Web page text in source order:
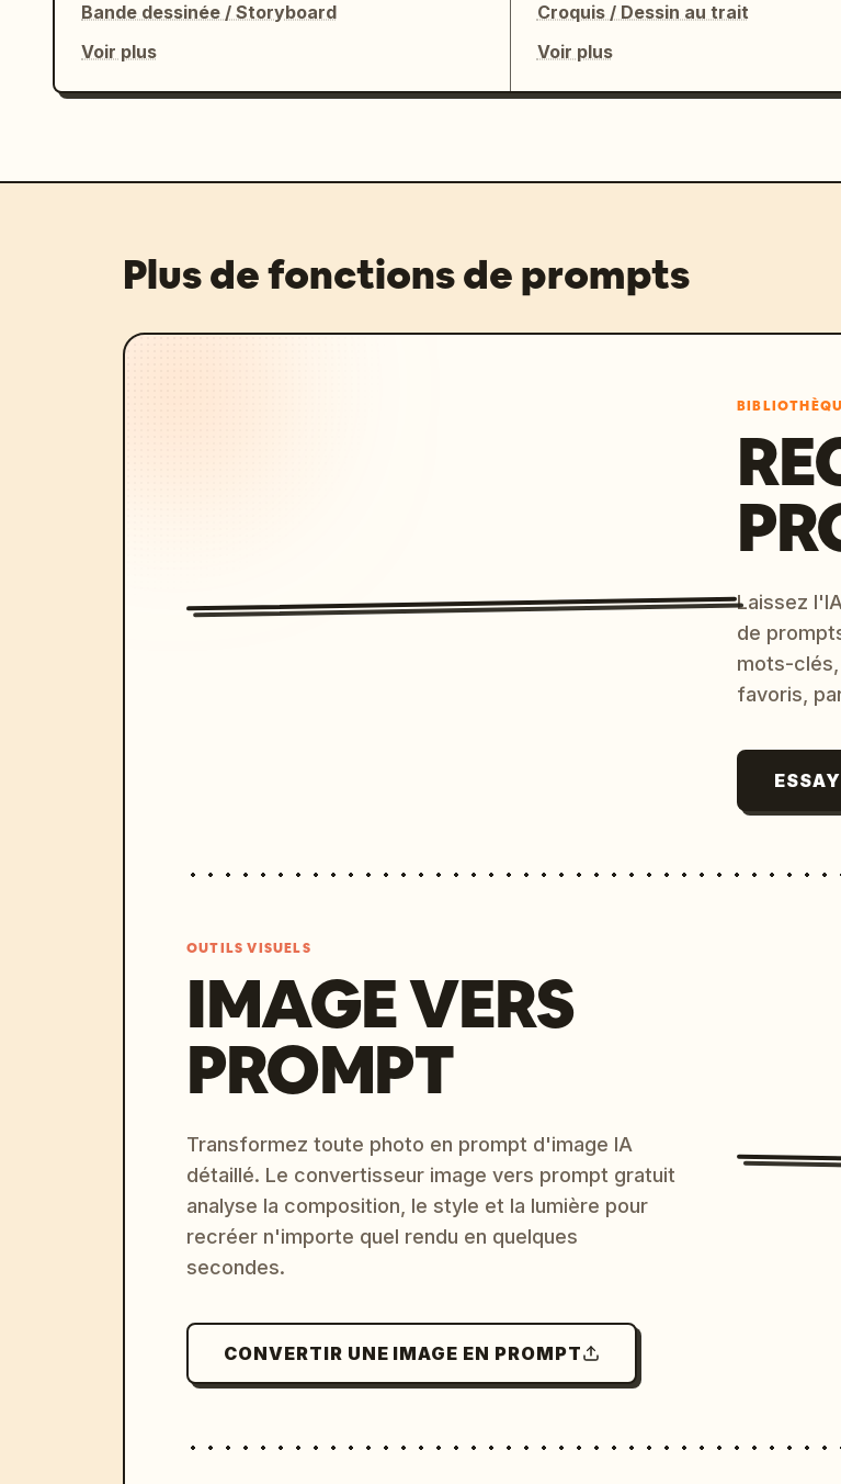
Bande dessinée / Storyboard
Voir plus
Croquis / Dessin au trait
Voir plus
Plus de fonctions de prompts
Laissez
de
mots-clés,
favoris,
OUTILS VISUELS
IMAGE VERS
PROMPT
Transformez toute photo en prompt d'image IA
détaillé. Le convertisseur image vers prompt gratuit
analyse la composition, le style et la lumière pour
recréer n'importe quel rendu en quelques
secondes.
CONVERTIR UNE IMAGE EN PROMPT